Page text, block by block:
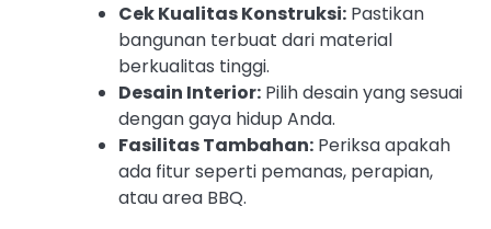
Cek Kualitas Konstruksi: Pastikan
bangunan terbuat dari material
berkualitas tinggi.
Desain Interior: Pilih desain yang sesuai
dengan gaya hidup Anda.
Fasilitas Tambahan: Periksa apakah
ada fitur seperti pemanas, perapian,
atau area BBQ.